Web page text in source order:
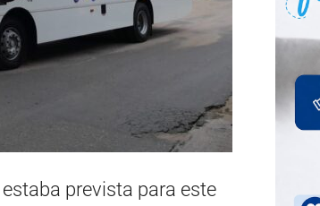
prevista para este